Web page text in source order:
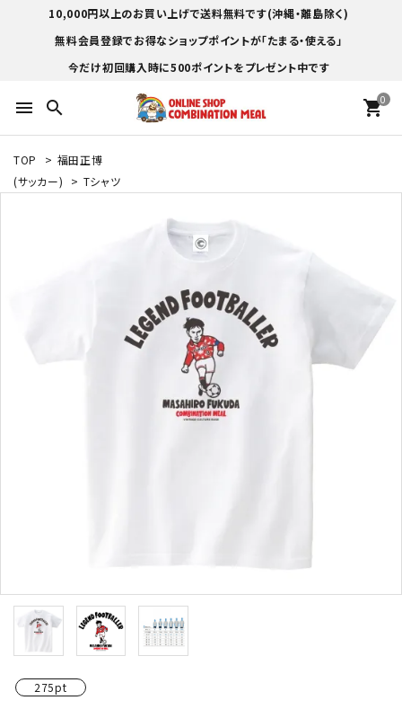
10,000円以上のお買い上げで送料無料です(沖縄・離島除く)
無料会員登録でお得なショップポイントが「たまる・使える」
今だけ初回購入時に500ポイントをプレゼント中です
menu search 0
shopping_cart
TOP > 福田正博
(サッカー)
> Tシャツ
275pt